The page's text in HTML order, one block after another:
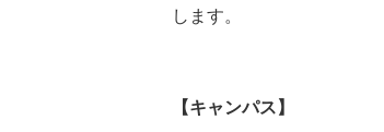
します。
【キャンパス】